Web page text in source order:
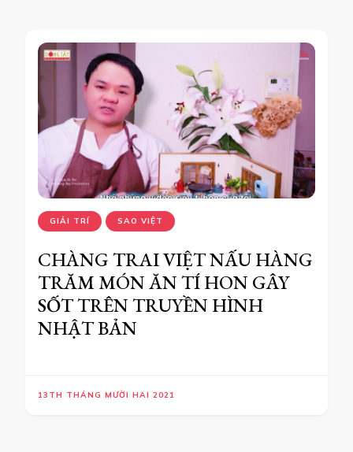
GIẢI TRÍ SAO VIỆT
CHÀNG TRAI VIỆT NẤU HÀNG
TRĂM MÓN ĂN TÍ HON GÂY
SỐT TRÊN TRUYỀN HÌNH
NHẬT BẢN
13TH THÁNG MƯỜI HAI 2021